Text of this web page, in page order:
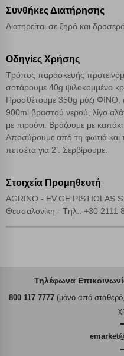
Συνθήκες Διατήρησης
Διατηρείται σε ξηρό και
Οδηγίες Χρήσης
Τρόπος παρασκευής
σοτάρουμε 40g ψιλοκομμένο
Προσθέτουμε 350g ρύζι ΦΙΝΟ,
900ml βραστού νερού, λίγο
με πιρούνι. Βράζουμε με καπάκι
Αποσύρουμε από τη φωτιά και
πετσέτα για 2’. Σερβίρουμε.
Στοιχεία Προμηθευτή
AGRINO - EV.GE PISTIOLAS
Θεσσαλονίκη - Tηλ.: +30 2111
Τηλέφωνα
800 117 7777(μόνο από